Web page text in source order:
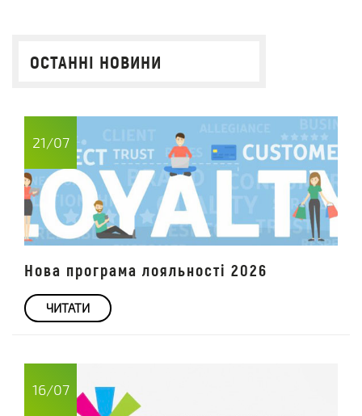
ОСТАННІ НОВИНИ
21/07
Нова програма лояльності 2026
ЧИТАТИ
16/07